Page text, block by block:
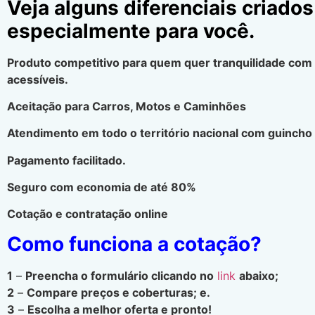
Veja alguns diferenciais criados
especialmente para você.
Produto competitivo para quem quer tranquilidade
acessíveis.
Aceitação para Carros, Motos e Caminhões
Atendimento em todo o território nacional com guincho
Pagamento facilitado.
Seguro com economia de até 80%
Cotação e contratação online
Como funciona a cotação?
1 – Preencha o formulário clicando no link abaixo;
2 – Compare preços e coberturas; e.
3 – Escolha a melhor oferta e pronto!